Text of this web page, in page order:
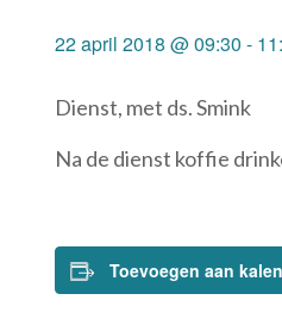
22 april 2018 @ 09:30 -
Dienst, met ds. Smink
Na de dienst koffie
Toevoegen aan